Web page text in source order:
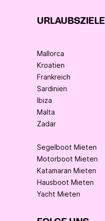
URLAUBSZIELE
Mallorca
Kroatien
Frankreich
Sardinien
Ibiza
Malta
Zadar
Segelboot Mieten
Motorboot Mieten
Katamaran Mieten
Hausboot Mieten
Yacht Mieten